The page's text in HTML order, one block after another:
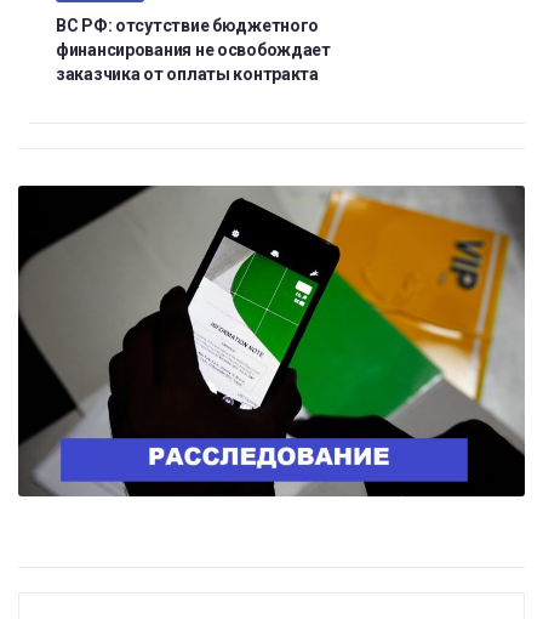
ВС РФ: отсутствие бюджетного
финансирования не освобождает
заказчика от оплаты контракта